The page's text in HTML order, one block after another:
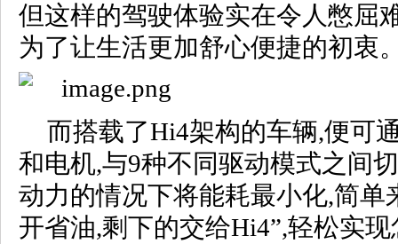
但这样的驾驶体验实在令人憋屈
为了让生活更加舒心便捷的初衷
而搭载了Hi4架构的车辆,便可
和电机,与9种不同驱动模式之间
动力的情况下将能耗最小化,简单
开省油,剩下的交给Hi4”,轻松实